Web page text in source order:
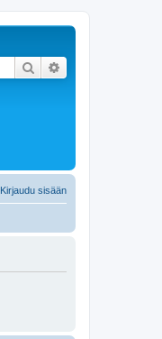
Etsi
Kirjaudu sisään